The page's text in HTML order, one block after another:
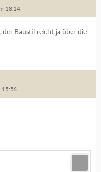
18:14
der Baustil reicht ja über die
15:56